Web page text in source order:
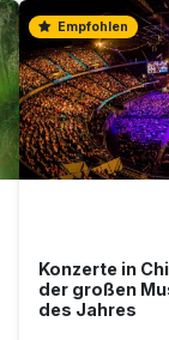
Empfohlen
Konzerte in
der großen
des Jahres